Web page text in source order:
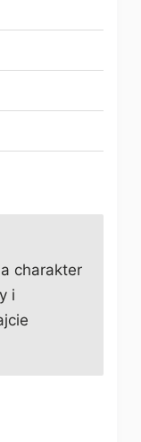
charakter
i